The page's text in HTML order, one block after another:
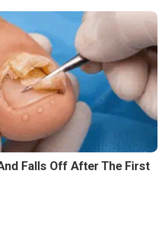
Falls Off After The First